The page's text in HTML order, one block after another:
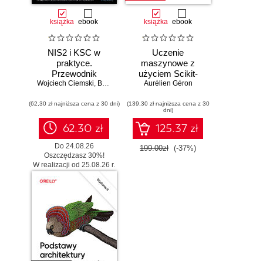
książka ebook
NIS2 i KSC w
praktyce.
Przewodnik
wdrożeniowy dla
Wojciech Ciemski, Bartłomiej Wieczorek
(62,30 zł najniższa cena z 30 dni)
62.30 zł
Do 24.08.26
Oszczędzasz 30%!
W realizacji od 25.08.26 r.
książka ebook
Uczenie
maszynowe z
użyciem Scikit-
Learn i PyTorch.
narzędzia i techniki
umożliwiające
konstruowanie
inteligentnych
systemów
Aurélien Géron
(139,30 zł najniższa cena z 30
dni)
125.37 zł
199.00zł (-37%)